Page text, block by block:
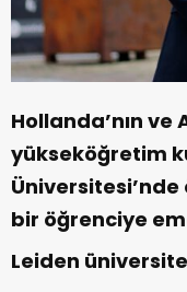
Hollanda’nın ve
yükseköğretim
bir öğrenciye
Leiden